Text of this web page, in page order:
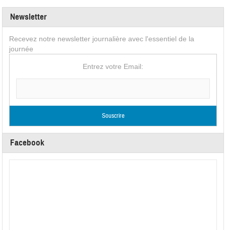
Newsletter
Recevez notre newsletter journalière avec l'essentiel de la
journée
Entrez votre Email:
Facebook